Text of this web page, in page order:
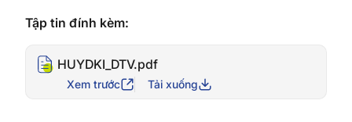
Tập tin đính kèm:
HUYDKI_DTV.pdf
Xem trước Tải xuống